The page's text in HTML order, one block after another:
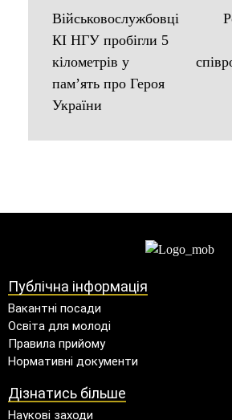
додаткове...
Військовослужбовці
КІ НГУ пробігли 5
кілометрів у
пам’ять про Героя
України
Публічна інформація
Вакантні посади
Освіта для молоді
Правила прийому
Нормативні документи
Дізнатись більше
Наукові заходи